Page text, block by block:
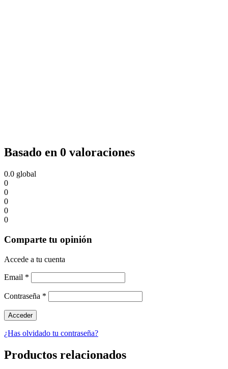
Basado en 0 valoraciones
0.0 global
0
0
0
0
0
Comparte tu opinión
Accede a tu cuenta
Email *
Contraseña *
¿Has olvidado tu contraseña?
Productos relacionados